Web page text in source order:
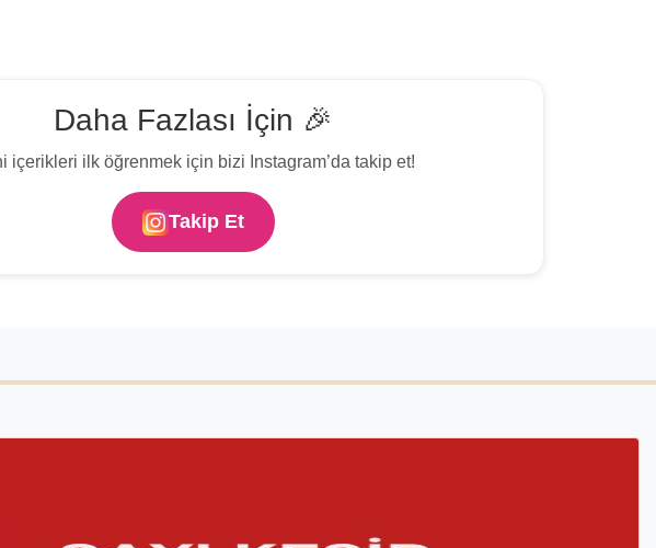
Daha Fazlası İçin 🎉
içerikleri ilk öğrenmek için bizi Instagram’da takip et!
Takip Et